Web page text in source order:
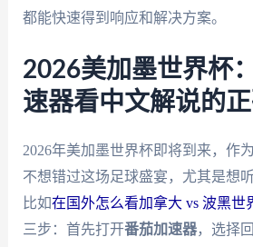
都能快速得到响应和解决方案。
2026美加墨世界杯
速器看中文解说的
2026年美加墨世界杯即将到来，作
不想错过这场足球盛宴，尤其是想
比如在国外怎么看加拿大 vs 波黑世
三步：首先打开番茄加速器，选择